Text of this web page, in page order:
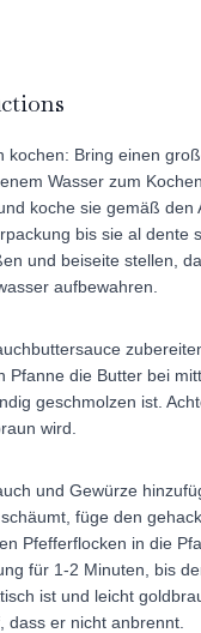
kochen: Bring einen
Wasser zum
koche sie gemäß den
bis sie al dente
und beiseite stellen,
aufbewahren.
Pfanne die Butter bei
geschmolzen ist.
wird.
und Gewürze
füge den
Pfefferflocken in die
für 1-2 Minuten, bis
ist und leicht
dass er nicht anbrennt.